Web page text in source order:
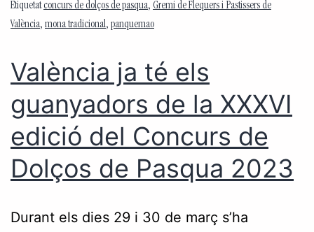
Etiquetatconcurs de dolços de pasqua, Gremi de Flequers i Pastissers de
València, mona tradicional, panquemao
València ja té els
guanyadors de la XXXVI
edició del Concurs de
Dolços de Pasqua 2023
Durant els dies 29 i 30 de març s’ha